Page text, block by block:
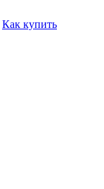
Как купить